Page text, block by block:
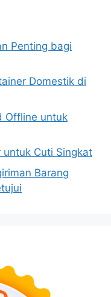
Penting bagi
Domestik di
Offline untuk
untuk Cuti Singkat
Barang